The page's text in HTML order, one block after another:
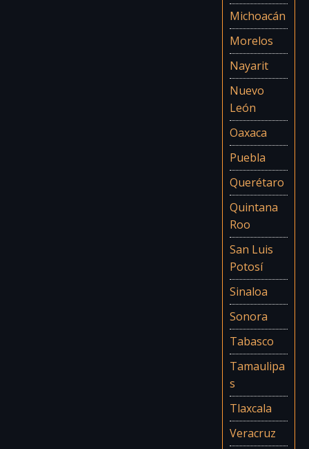
Michoacán
Morelos
Nayarit
Nuevo
León
Oaxaca
Puebla
Querétaro
Quintana
Roo
San Luis
Potosí
Sinaloa
Sonora
Tabasco
Tamaulipa
s
Tlaxcala
Veracruz